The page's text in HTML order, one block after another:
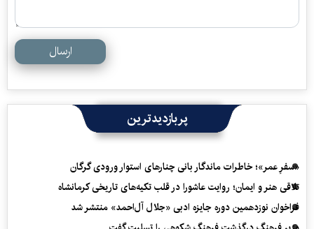
ارسال
پربازدیدترین
«سفرِ عمر»؛ خاطرات ماندگار بانی چنارهای استوار ورودی گرگان
تلاقی هنر و ایمان؛ روایت عاشورا در قلب تکیه‌های تاریخی کرمانشاه
فراخوان نوزدهمین دوره جایزه ادبی «جلال آل‌احمد» منتشر شد